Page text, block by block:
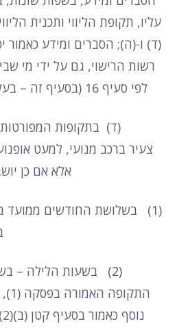
עליו, תקופת הליווי ותכנית הליווי
(ד) ו-(ה); הסברים ומידע כאמור
רשות הרישוי, גם על ידי מי
לפי סעיף
בסעיף זה –
(ד) בתקופות
צעיר ברכב מנועי, למעט
אלא אם כן
(1)
בשלושת החודשים ממועד
(2) בשעות הלילה –
התקופה האמורה בפסקה (1),
נוסף כאמור בסעיף קטן (ב)(2) –